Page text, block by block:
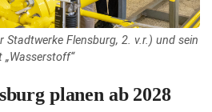
Stadtwerke Flensburg, 2. v.r.) und sein
planen ab 2028